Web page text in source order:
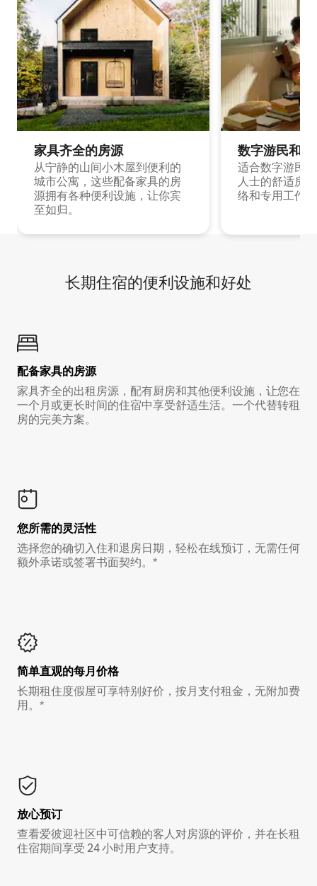
家具齐全的房源
从宁静的山间小木屋到便利的
城市公寓，这些配备家具的房
源拥有各种便利设施，让你宾
至如归。
数字游民和
适合数字游民
人士的舒适房
络和专用工作
长期住宿的便利设施和好处
配备家具的房源
家具齐全的出租房源，配有厨房和其他便利设施，让您在
一个月或更长时间的住宿中享受舒适生活。一个代替转租
房的完美方案。
您所需的灵活性
选择您的确切入住和退房日期，轻松在线预订，无需任何
额外承诺或签署书面契约。*
简单直观的每月价格
长期租住度假屋可享特别好价，按月支付租金，无附加费
用。*
放心预订
查看爱彼迎社区中可信赖的客人对房源的评价，并在长租
住宿期间享受 24 小时用户支持。